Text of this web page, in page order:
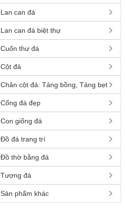
Lan can đá
Lan can đá biệt thự
Cuốn thư đá
Cột đá
Chân cột đá: Tảng bồng, Tảng bẹt
Cổng đá đẹp
Con giống đá
Đồ đá trang trí
Đồ thờ bằng đá
Tượng đá
Sản phẩm khác